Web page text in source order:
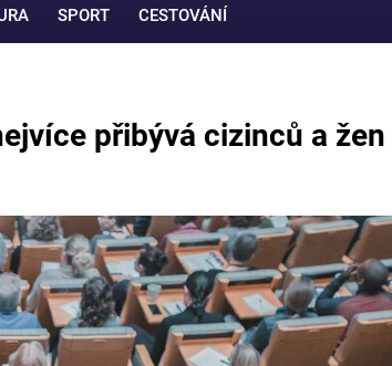
SPORT CESTOVÁNÍ
přibývá cizinců a žen